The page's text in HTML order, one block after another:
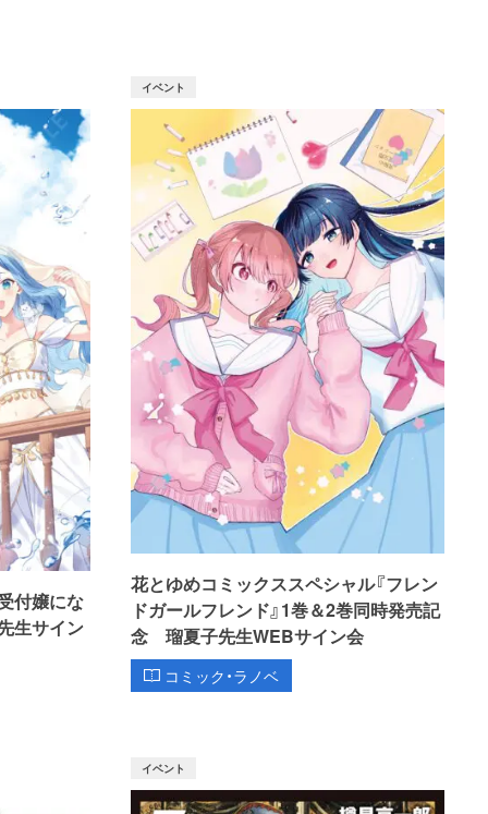
付嬢にな
生サイン
イベント
花とゆめコミックススペシャル『フレン
ドガールフレンド』1巻＆2巻同時発売記
念 瑠夏子先生WEBサイン会
コミック・ラノベ
イベント